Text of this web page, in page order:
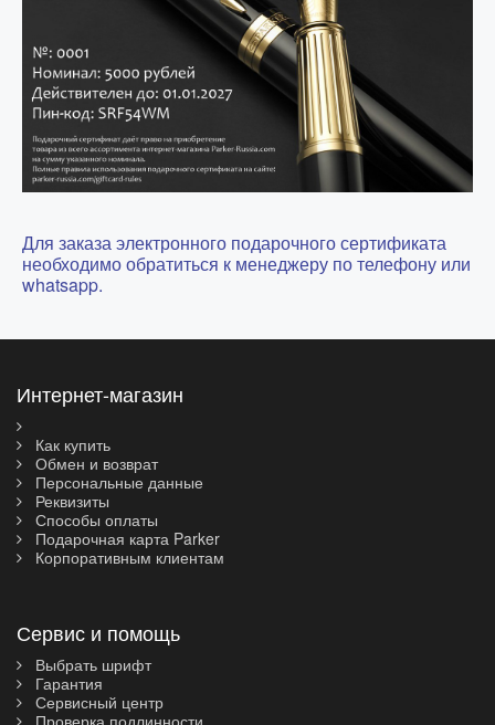
Для заказа электронного подарочного сертификата
необходимо обратиться к менеджеру по телефону или
whatsapp.
Интернет-магазин
Как купить
Обмен и возврат
Персональные данные
Реквизиты
Способы оплаты
Подарочная карта Parker
Корпоративным клиентам
Сервис и помощь
Выбрать шрифт
Гарантия
Сервисный центр
Проверка подлинности